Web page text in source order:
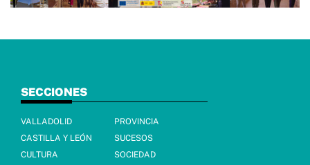
SECCIONES
VALLADOLID
PROVINCIA
CASTILLA Y LEÓN
SUCESOS
CULTURA
SOCIEDAD